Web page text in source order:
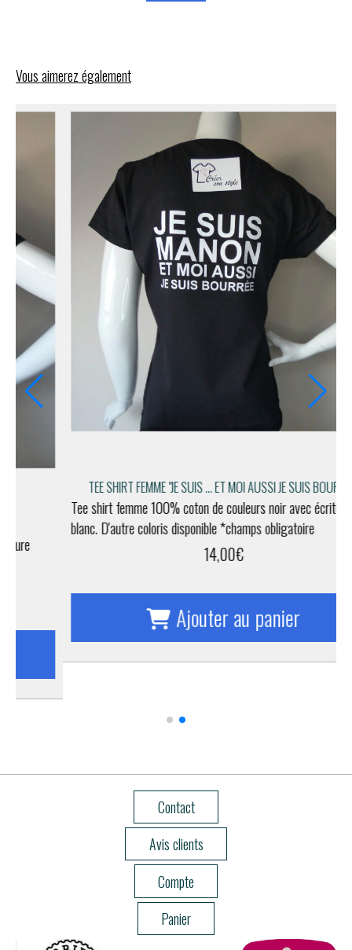
Vous aimerez également
TEE SHIRT FEMME "JE SUIS ..."
Tee shirt femme 100% coton de couleurs noir avec écriture
blanc. D'autre coloris disponible *champs obligatoire
14,00€
Ajouter au panier
Contact
Avis clients
Compte
Panier